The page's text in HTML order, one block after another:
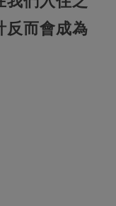
反而會成為